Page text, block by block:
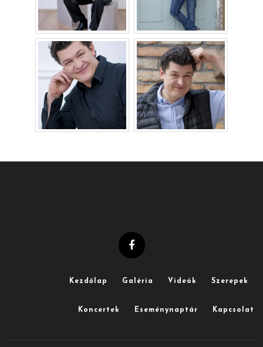
Kezdőlap Galéria Videók Szerepek
Koncertek Eseménynaptár Kapcsolat